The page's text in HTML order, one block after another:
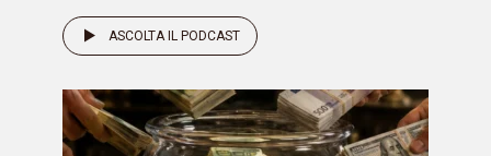
ASCOLTA IL PODCAST